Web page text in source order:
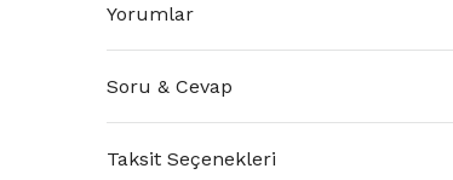
Yorumlar
Soru & Cevap
Taksit Seçenekleri